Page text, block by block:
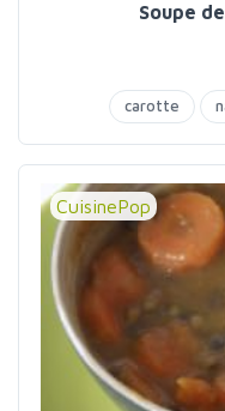
Soupe
carotte
CuisinePop